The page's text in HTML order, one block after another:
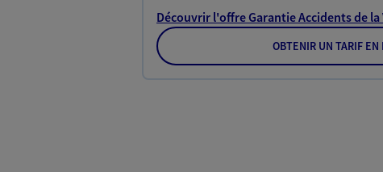
Découvrir l'offre Garantie Accidents de la
OBTENIR UN TARIF EN